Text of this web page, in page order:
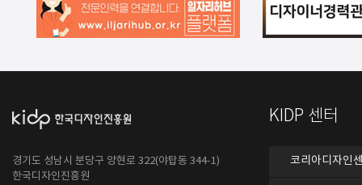
경기도 성남시 분당구 양현로 322(야탑동 344-1)
한국디자인진흥원
KIDP 센터
코리아디자인